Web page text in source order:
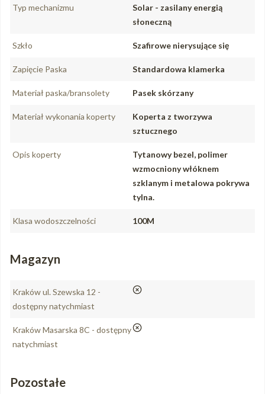
Typ mechanizmu
Solar - zasilany energią
słoneczną
Szkło Szafirowe nierysujące się
Zapięcie Paska Standardowa klamerka
Materiał paska/bransolety Pasek skórzany
Materiał wykonania koperty
Koperta z tworzywa
sztucznego
Opis koperty
Tytanowy bezel, polimer
wzmocniony włóknem
szklanym i metalowa pokrywa
tylna.
Klasa wodoszczelności 100M
Magazyn
Kraków ul. Szewska 12 -
dostępny natychmiast
nie
Kraków Masarska 8C - dostępny
natychmiast
nie
Pozostałe